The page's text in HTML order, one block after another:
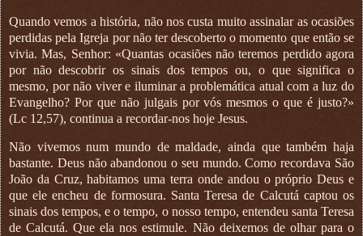
Quando vemos a história, não nos custa muito assinalar as ocasiões
perdidas pela Igreja por não ter descoberto o momento que então se
vivia. Mas, Senhor: «Quantas ocasiões não teremos perdido agora
por não descobrir os sinais dos tempos ou, o que significa o
mesmo, por não viver e iluminar a problemática atual com a luz do
Evangelho? Por que não julgais por vós mesmos o que é justo?»
(Lc 12,57), continua a recordar-nos hoje Jesus.
Não vivemos num mundo de maldade, ainda que também haja
bastante. Deus não abandonou o seu mundo. Como recordava São
João da Cruz, habitamos uma terra onde andou o próprio Deus e
que ele encheu de formosura. Santa Teresa de Calcutá captou os
sinais dos tempos, e o tempo, o nosso tempo, entendeu santa Teresa
de Calcutá. Que ela nos estimule. Não deixemos de olhar para o